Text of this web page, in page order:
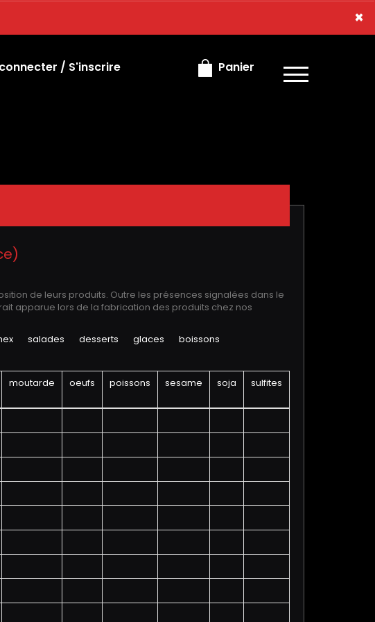
×
/ S'inscrire Panier
×
de leurs produits. Outre les présences signalées dans le
apparue lors de la fabrication des produits chez nos
salades desserts glaces boissons
moutarde oeufs poissons sesame soja sulfites